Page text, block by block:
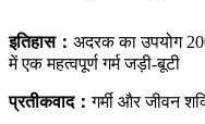
इतिहास： अदरक का उपयोग
में एक महत्वपूर्ण गर्म जड़ी-बूटी
प्रतीकवाद：गर्मी और जीवन